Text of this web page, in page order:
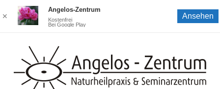
✕
Angelos-Zentrum
Kostenfrei
Bei Google Play
Ansehen